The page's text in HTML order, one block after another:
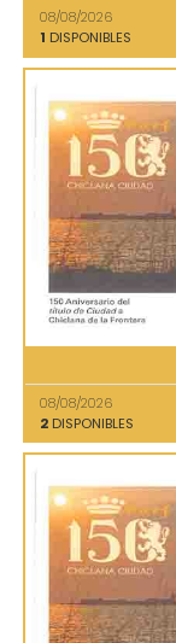
08/08/2026
1 DISPONIBLES
08/08/2026
2 DISPONIBLES